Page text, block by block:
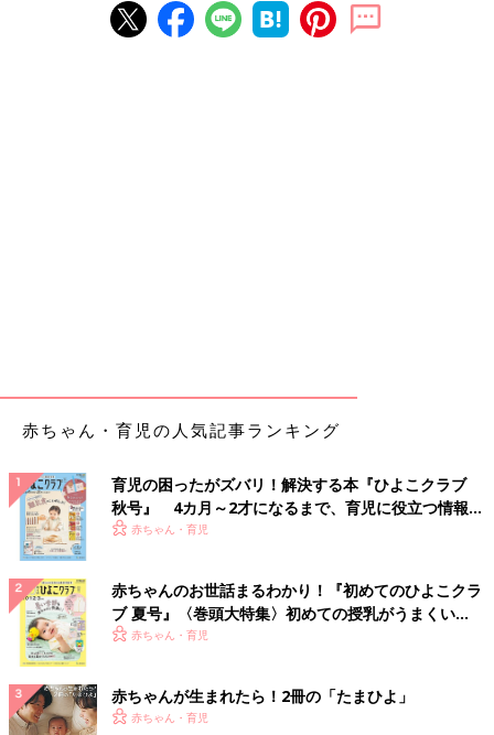
赤ちゃん・育児の人気記事ランキング
育児の困ったがズバリ！解決する本『ひよこクラブ
秋号』 4カ月～2才になるまで、育児に役立つ情報が
いっぱい！
赤ちゃん・育児
赤ちゃんのお世話まるわかり！『初めてのひよこクラ
ブ 夏号』〈巻頭大特集〉初めての授乳がうまくい
く！ おっぱい・ミルクの基本と夏のトラブル 解決テ
赤ちゃん・育児
赤ちゃんが生まれたら！2冊の「たまひよ」
赤ちゃん・育児